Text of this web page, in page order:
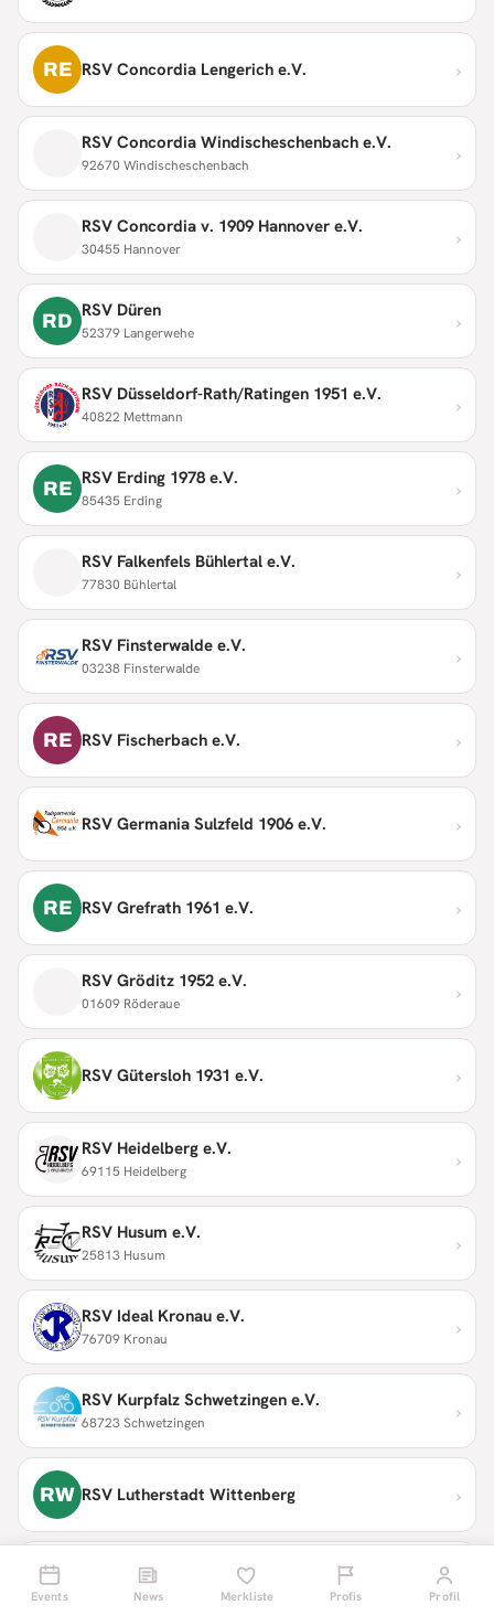
RE RSV Concordia Lengerich e.V. ›
RSV Concordia Windischeschenbach e.V.
92670 Windischeschenbach ›
RSV Concordia v. 1909 Hannover e.V.
30455 Hannover ›
RD RSV Düren
52379 Langerwehe ›
RSV Düsseldorf-Rath/Ratingen 1951 e.V.
40822 Mettmann ›
RE RSV Erding 1978 e.V.
85435 Erding ›
RSV Falkenfels Bühlertal e.V.
77830 Bühlertal ›
RSV Finsterwalde e.V.
03238 Finsterwalde ›
RE RSV Fischerbach e.V. ›
RSV Germania Sulzfeld 1906 e.V. ›
RE RSV Grefrath 1961 e.V. ›
RSV Gröditz 1952 e.V.
01609 Röderaue ›
RSV Gütersloh 1931 e.V. ›
RSV Heidelberg e.V.
69115 Heidelberg ›
RSV Husum e.V.
25813 Husum ›
RSV Ideal Kronau e.V.
76709 Kronau ›
RSV Kurpfalz Schwetzingen e.V.
68723 Schwetzingen ›
RW RSV Lutherstadt Wittenberg ›
RSV Moosburg e.V.
85368 Moosburg a.d. Isar
© 2008–2026 Radsport Events
Für Partner ImpressumDatenschutzÜber uns
Events News Merkliste Profis Profil